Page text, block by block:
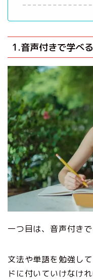
1.音声付きで学べ
一つ目は、音声付き
文法や単語を勉強し
ドに付いていけなけ